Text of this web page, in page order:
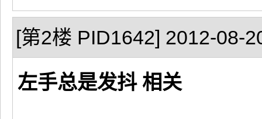
[第2楼 PID1642] 2012-08-
左手总是发抖 相关